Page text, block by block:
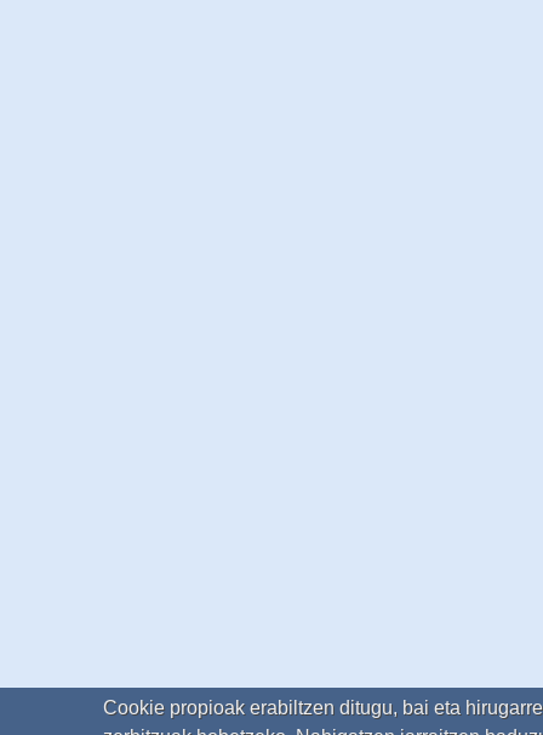
Cookie propioak erabiltzen ditugu, bai eta